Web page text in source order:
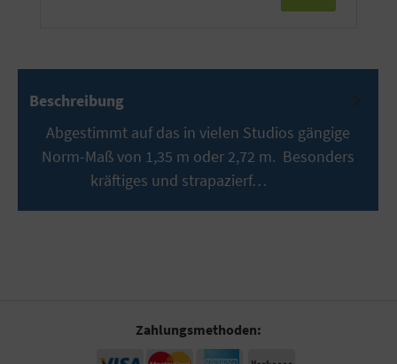
Beschreibung
Abgestimmt auf das in vielen Studios gängige
Norm-Maß von 1,35 m oder 2,72 m. Besonders
kräftiges und strapazierf…
Zahlungsmethoden: